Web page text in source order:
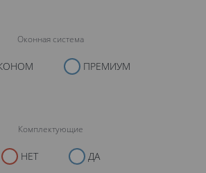
Оконная система
ПРЕМИУМ
Комплектующие
НЕТ ДА